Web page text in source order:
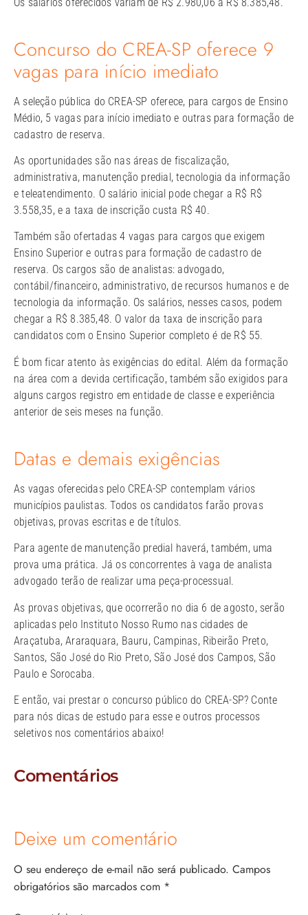
Concurso do CREA-SP oferece 9
vagas para início imediato
A seleção pública do CREA-SP oferece, para cargos de Ensino
Médio, 5 vagas para início imediato e outras para formação de
cadastro de reserva.
As oportunidades são nas áreas de fiscalização,
administrativa, manutenção predial, tecnologia da informação
e teleatendimento. O salário inicial pode chegar a R$ R$
3.558,35, e a taxa de inscrição custa R$ 40.
Também são ofertadas 4 vagas para cargos que exigem
Ensino Superior e outras para formação de cadastro de
reserva. Os cargos são de analistas: advogado,
contábil/financeiro, administrativo, de recursos humanos e de
tecnologia da informação. Os salários, nesses casos, podem
chegar a R$ 8.385,48. O valor da taxa de inscrição para
candidatos com o Ensino Superior completo é de R$ 55.
É bom ficar atento às exigências do edital. Além da formação
na área com a devida certificação, também são exigidos para
alguns cargos registro em entidade de classe e experiência
anterior de seis meses na função.
Datas e demais exigências
As vagas oferecidas pelo CREA-SP contemplam vários
municípios paulistas. Todos os candidatos farão provas
objetivas, provas escritas e de títulos.
Para agente de manutenção predial haverá, também, uma
prova uma prática. Já os concorrentes à vaga de analista
advogado terão de realizar uma peça-processual.
As provas objetivas, que ocorrerão no dia 6 de agosto, serão
aplicadas pelo Instituto Nosso Rumo nas cidades de
Araçatuba, Araraquara, Bauru, Campinas, Ribeirão Preto,
Santos, São José do Rio Preto, São José dos Campos, São
Paulo e Sorocaba.
E então, vai prestar o concurso público do CREA-SP? Conte
para nós dicas de estudo para esse e outros processos
seletivos nos comentários abaixo!
Comentários
Deixe um comentário
O seu endereço de e-mail não será publicado. Campos
obrigatórios são marcados com *